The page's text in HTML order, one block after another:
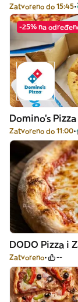
Zatvoreno do 15:45
-25% na
Domino's Pizza
Zatvoreno do 11:00
DODO Pizza i
Zatvoreno --